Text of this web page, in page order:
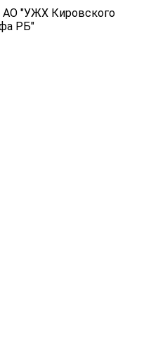
АО "УЖХ Кировского
РБ"